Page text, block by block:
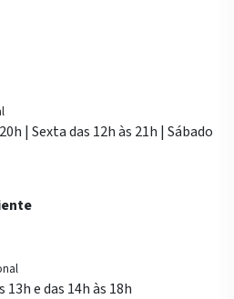
| Sexta das 12h às 21h | Sábado
13h e das 14h às 18h